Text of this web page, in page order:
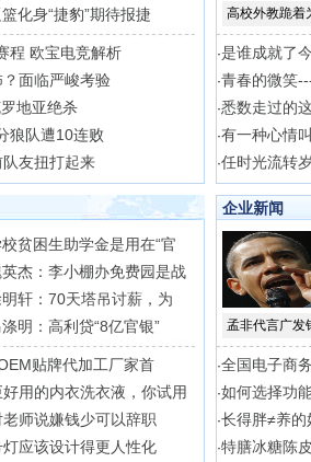
化身“捷豹”期待报捷
程 欧宝电竞解析
面临严峻考验
地亚绝杀
狼队遭10连败
友扭打起来
高校外教跪着
·是谁成就了
·青春的微笑
·悉数走过的
·有一种心情
·任时光流转
贫困生助学金是用在“官
杰：李小棚办免费园是战
轩：70天塔吊讨薪，为
明：高利贷“8亿官银”
贴牌代加工厂家首
用的内衣洗衣液，你试用
师说嫌钱少可以辞职
应该设计得更人性化
企业新闻
孟非代言广发
·全国电子商
·如何选择功
·长得胖≠养
·特膳冰糖陈